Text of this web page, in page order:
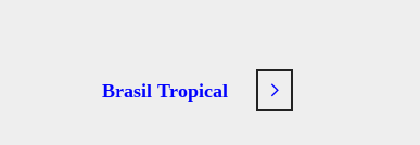
Brasil Tropical